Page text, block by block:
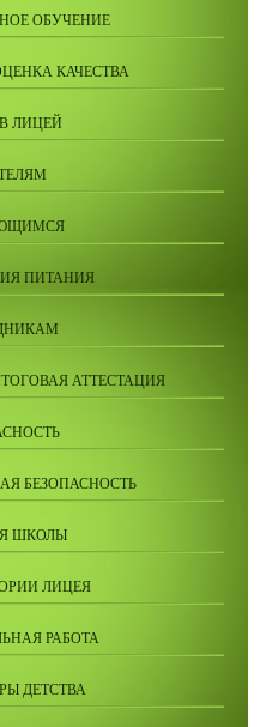
ОБУЧЕНИЕ
КАЧЕСТВА
ЛИЦЕЙ
ПИТАНИЯ
АТТЕСТАЦИЯ
БЕЗОПАСНОСТЬ
ШКОЛЫ
ЛИЦЕЯ
РАБОТА
ДЕТСТВА